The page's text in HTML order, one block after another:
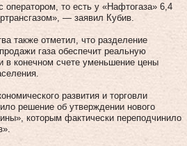
оператором, то есть у «Нафтогаза» 6,4
— заявил Кубив.
также отметил, что разделение
газа обеспечит реальную
в конечном счете уменьшение цены
развития и торговли
решение об утверждении нового
которым фактически переподчинило